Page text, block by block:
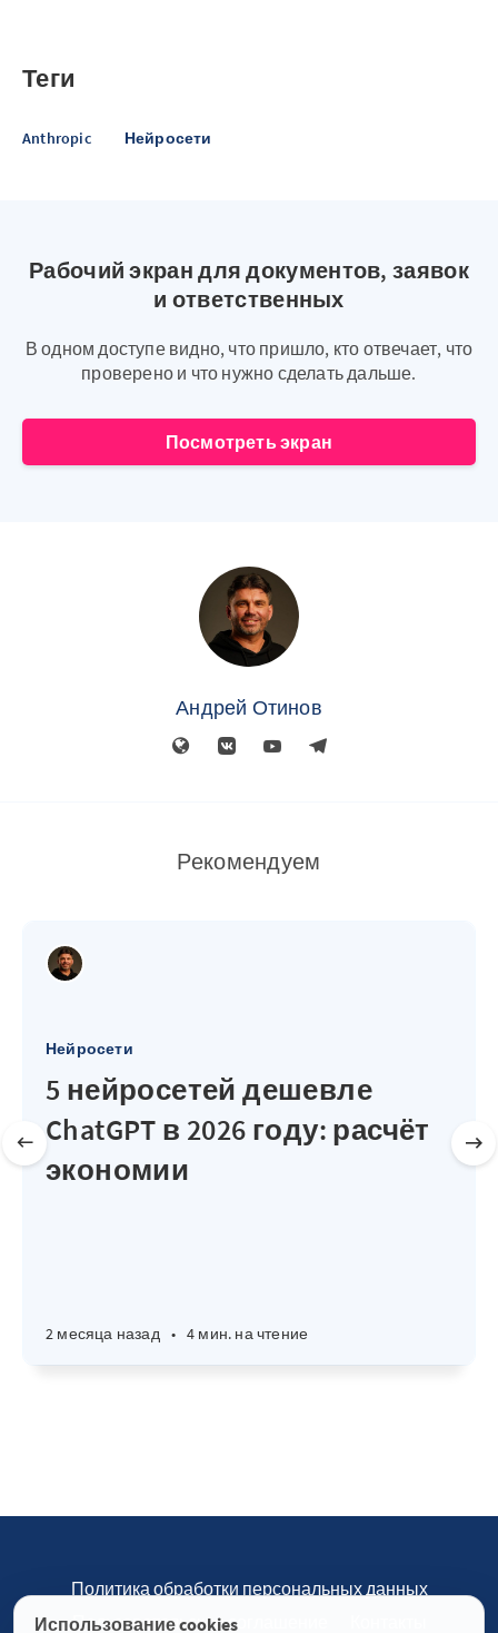
Теги
Anthropic Нейросети
Рабочий экран для документов, заявок
и ответственных
В одном доступе видно, что пришло, кто отвечает, что
проверено и что нужно сделать дальше.
Посмотреть экран
Андрей Отинов
Рекомендуем
Нейросети
5 нейросетей дешевле
ChatGPT в 2026 году: расчёт
экономии
2 месяца назад • 4 мин. на чтение
Использование cookies
Политика обработки персональных данных
Пользовательское соглашение